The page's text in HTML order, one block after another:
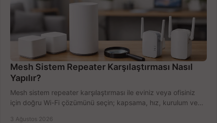
Mesh Sistem Repeater Karşılaştırması Nasıl
Yapılır?
Mesh sistem repeater karşılaştırması ile eviniz veya ofisiniz
için doğru Wi-Fi çözümünü seçin; kapsama, hız, kurulum ve
3 Ağustos 2026